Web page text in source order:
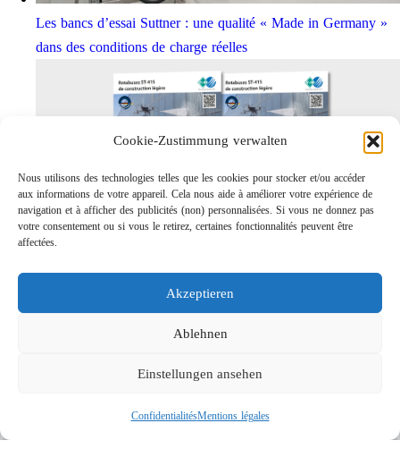
Cookie-Zustimmung verwalten
Nous utilisons des technologies telles que les cookies pour stocker et/ou accéder
aux informations de votre appareil. Cela nous aide à améliorer votre expérience de
navigation et à afficher des publicités (non) personnalisées. Si vous ne donnez pas
votre consentement ou si vous le retirez, certaines fonctionnalités peuvent être
affectées.
Akzeptieren
Ablehnen
Einstellungen ansehen
ConfidentialitésMentions légales
Les bancs d’essai Suttner : une qualité « Made in Germany »
dans des conditions de charge réelles